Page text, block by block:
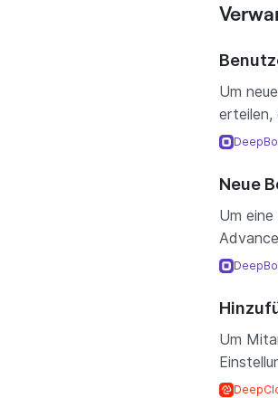
Um
erteilen,
Neue
Um
Um